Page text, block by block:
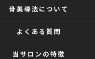
骨美導法について
よくある質問
当サロンの特徴